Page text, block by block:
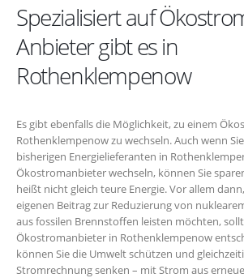
Spezialisiert auf
Anbieter gibt es in
Rothenklempenow
Es gibt ebenfalls die Möglichkeit, zu einem
Rothenklempenow zu wechseln. Auch wenn
bisherigen Energielieferanten in
Ökostromanbieter wechseln, können Sie
heißt nicht gleich teure Energie. Vor allem
eigenen Beitrag zur Reduzierung von
aus fossilen Brennstoffen leisten möchten,
Ökostromanbieter in Rothenklempenow
können Sie die Umwelt schützen und
Stromrechnung senken – mit Strom aus